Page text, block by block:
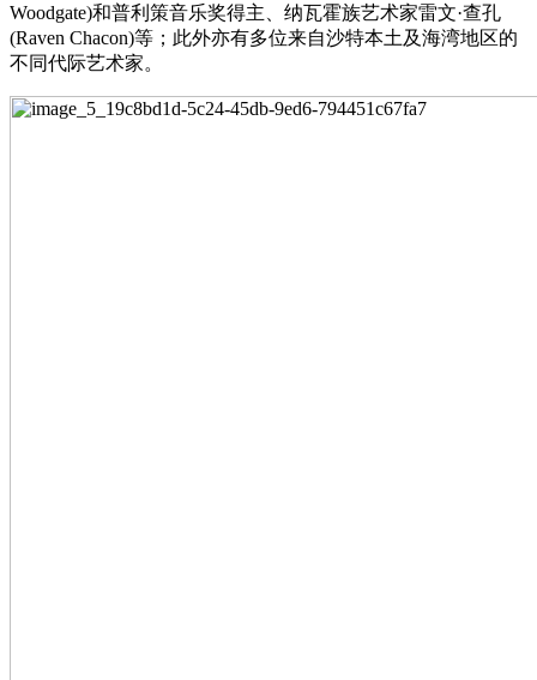
Woodgate)和普利策音乐奖得主、纳瓦霍族艺术家雷文·查孔
(Raven Chacon)等；此外亦有多位来自沙特本土及海湾地区的
不同代际艺术家。